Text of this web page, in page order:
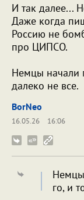
И так далее...
Даже когда
Россию не
про ЦИПСО.
Немцы начали
далеко не все.
BorNeo
16.05.26
16:06
Немцы
го, и